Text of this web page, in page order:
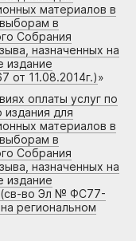
материалов в
в
Собрания
назначенных на
издание
11.08.2014г.)»
оплаты услуг по
для
материалов в
в
Собрания
назначенных на
издание
(св-во Эл № ФС77-
региональном